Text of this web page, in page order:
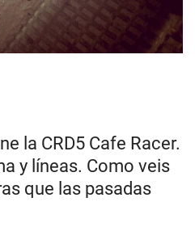
la CRD5 Cafe Racer.
y líneas. Como veis
que las pasadas